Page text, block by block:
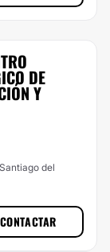
DE
Y
del
CONTACTAR